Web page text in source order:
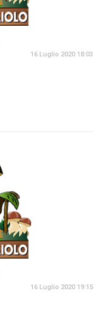
16 Luglio 2020 18:03
16 Luglio 2020 19:15